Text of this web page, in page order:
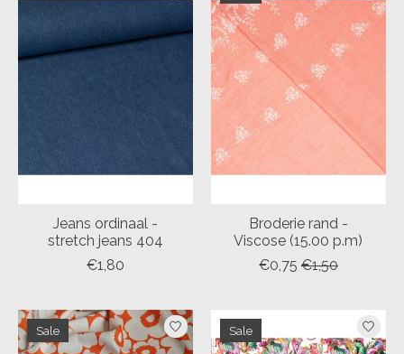
Jeans ordinaal -
stretch jeans 404
€1,80
Broderie rand -
Viscose (15.00 p.m)
€0,75 €1,50
Sale Sale